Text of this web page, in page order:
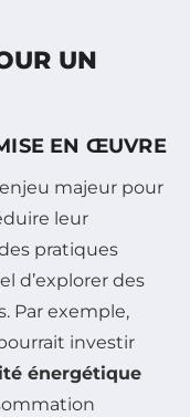
UN
EN ŒUVRE
majeur pour
leur
pratiques
d’explorer des
Par exemple,
investir
énergétique